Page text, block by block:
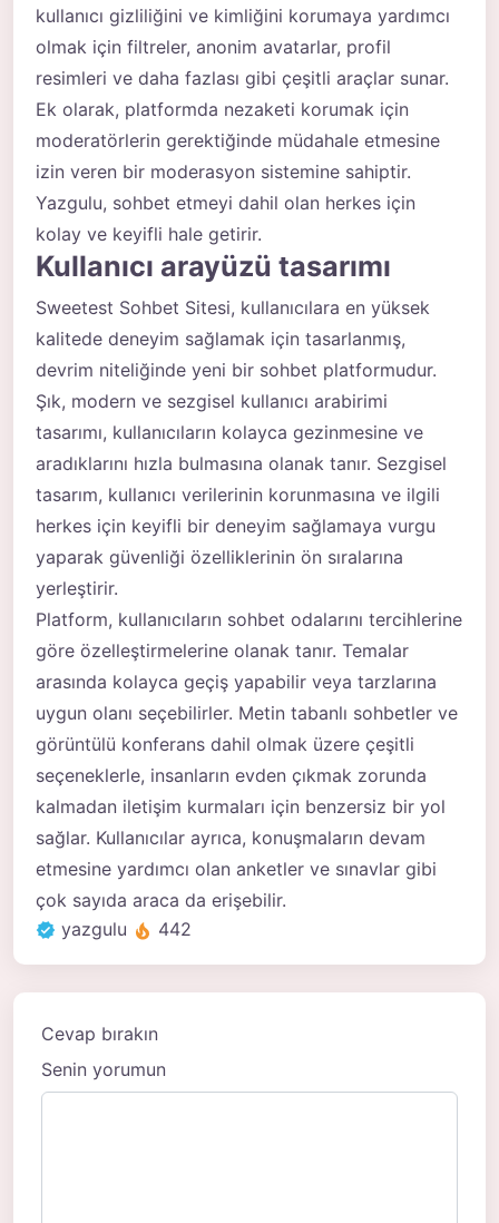
kullanıcı gizliliğini ve kimliğini korumaya yardımcı
olmak için filtreler, anonim avatarlar, profil
resimleri ve daha fazlası gibi çeşitli araçlar sunar.
Ek olarak, platformda nezaketi korumak için
moderatörlerin gerektiğinde müdahale etmesine
izin veren bir moderasyon sistemine sahiptir.
Yazgulu, sohbet etmeyi dahil olan herkes için
kolay ve keyifli hale getirir.
Kullanıcı arayüzü tasarımı
Sweetest Sohbet Sitesi, kullanıcılara en yüksek
kalitede deneyim sağlamak için tasarlanmış,
devrim niteliğinde yeni bir sohbet platformudur.
Şık, modern ve sezgisel kullanıcı arabirimi
tasarımı, kullanıcıların kolayca gezinmesine ve
aradıklarını hızla bulmasına olanak tanır. Sezgisel
tasarım, kullanıcı verilerinin korunmasına ve ilgili
herkes için keyifli bir deneyim sağlamaya vurgu
yaparak güvenliği özelliklerinin ön sıralarına
yerleştirir.
Platform, kullanıcıların sohbet odalarını tercihlerine
göre özelleştirmelerine olanak tanır. Temalar
arasında kolayca geçiş yapabilir veya tarzlarına
uygun olanı seçebilirler. Metin tabanlı sohbetler ve
görüntülü konferans dahil olmak üzere çeşitli
seçeneklerle, insanların evden çıkmak zorunda
kalmadan iletişim kurmaları için benzersiz bir yol
sağlar. Kullanıcılar ayrıca, konuşmaların devam
etmesine yardımcı olan anketler ve sınavlar gibi
çok sayıda araca da erişebilir.
yazgulu
442
Cevap bırakın
Senin yorumun